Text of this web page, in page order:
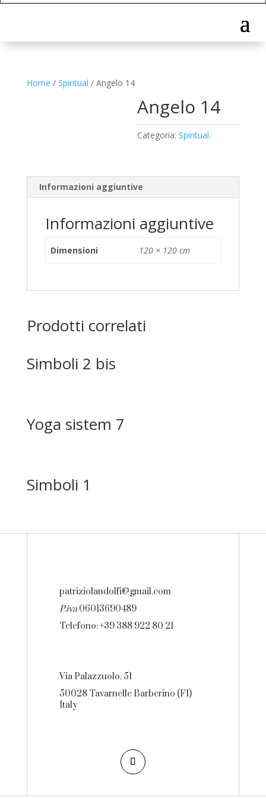
Home / Spiritual / Angelo 14
Angelo 14
Categoria:Spiritual
Informazioni aggiuntive
Informazioni aggiuntive
Dimensioni 120 × 120 cm
Prodotti correlati
Simboli 2 bis
Yoga sistem 7
Simboli 1
patriziolandolfi@gmail.com
P.iva 06013690489
Telefono: +39 388 922 80 21
Via Palazzuolo, 51
50028 Tavarnelle Barberino (FI)
Italy